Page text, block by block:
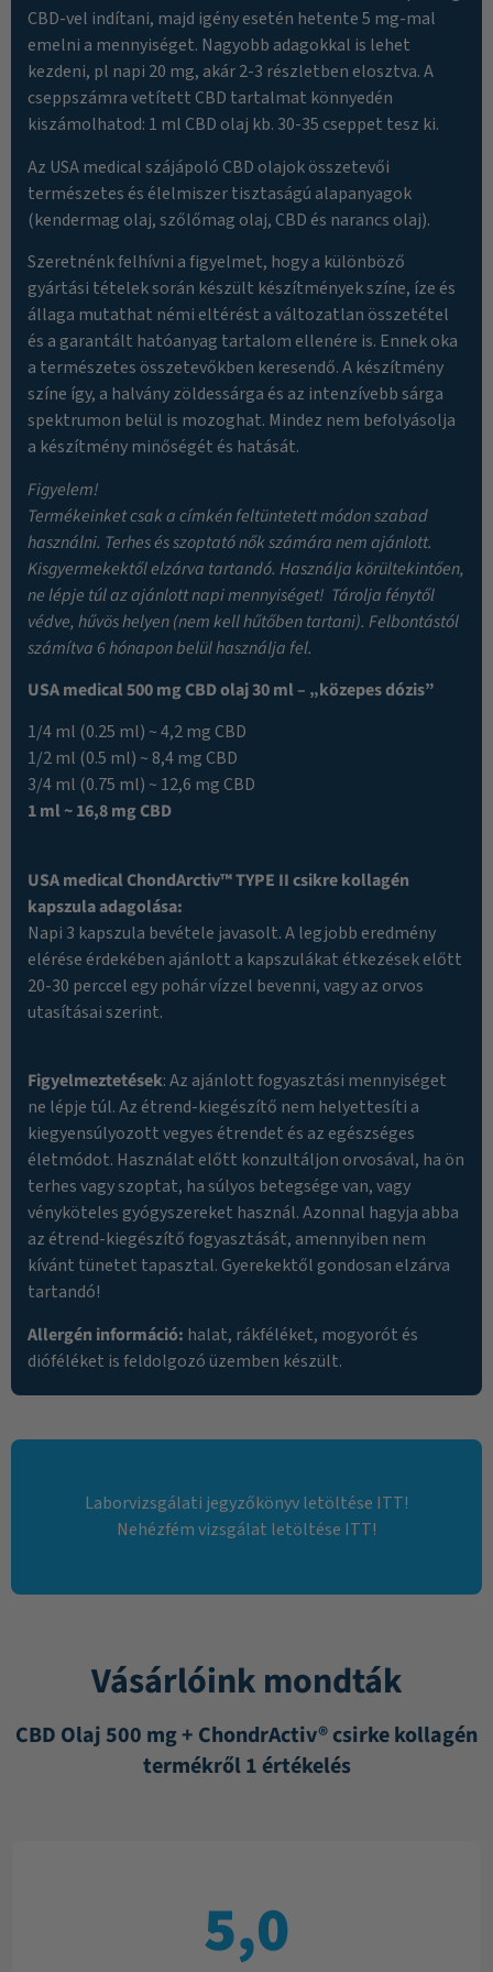
CBD-vel indítani, majd igény esetén hetente 5 mg-mal
emelni a mennyiséget. Nagyobb adagokkal is lehet
kezdeni, pl napi 20 mg, akár 2-3 részletben elosztva. A
cseppszámra vetített CBD tartalmat könnyedén
kiszámolhatod: 1 ml CBD olaj kb. 30-35 cseppet tesz ki.
Az USA medical szájápoló CBD olajok összetevői
természetes és élelmiszer tisztaságú alapanyagok
(kendermag olaj, szőlőmag olaj, CBD és narancs olaj).
Szeretnénk felhívni a figyelmet, hogy a különböző
gyártási tételek során készült készítmények színe, íze és
állaga mutathat némi eltérést a változatlan összetétel
és a garantált hatóanyag tartalom ellenére is. Ennek oka
a természetes összetevőkben keresendő. A készítmény
színe így, a halvány zöldessárga és az intenzívebb sárga
spektrumon belül is mozoghat. Mindez nem befolyásolja
a készítmény minőségét és hatását.
Figyelem!
Termékeinket csak a címkén feltüntetett módon szabad
használni. Terhes és szoptató nők számára nem ajánlott.
Kisgyermekektől elzárva tartandó. Használja körültekintően,
ne lépje túl az ajánlott napi mennyiséget! Tárolja fénytől
védve, hűvös helyen (nem kell hűtőben tartani). Felbontástól
számítva 6 hónapon belül használja fel.
USA medical 500 mg CBD olaj 30 ml – „közepes dózis”
1/4 ml (0.25 ml) ~ 4,2 mg CBD
1/2 ml (0.5 ml) ~ 8,4 mg CBD
3/4 ml (0.75 ml) ~ 12,6 mg CBD
1 ml ~ 16,8 mg CBD
USA medical ChondArctiv™ TYPE II csikre kollagén
kapszula adagolása:
Napi 3 kapszula bevétele javasolt. A legjobb eredmény
elérése érdekében ajánlott a kapszulákat étkezések előtt
20-30 perccel egy pohár vízzel bevenni, vagy az orvos
utasításai szerint.
Figyelmeztetések: Az ajánlott fogyasztási mennyiséget
ne lépje túl. Az étrend-kiegészítő nem helyettesíti a
kiegyensúlyozott vegyes étrendet és az egészséges
életmódot. Használat előtt konzultáljon orvosával, ha ön
terhes vagy szoptat, ha súlyos betegsége van, vagy
vényköteles gyógyszereket használ. Azonnal hagyja abba
az étrend-kiegészítő fogyasztását, amennyiben nem
kívánt tünetet tapasztal. Gyerekektől gondosan elzárva
tartandó!
Allergén információ: halat, rákféléket, mogyorót és
dióféléket is feldolgozó üzemben készült.
Laborvizsgálati jegyzőkönyv letöltése ITT!
Nehézfém vizsgálat letöltése ITT!
Vásárlóink mondták
CBD Olaj 500 mg + ChondrActiv® csirke kollagén
termékről 1 értékelés
5,0